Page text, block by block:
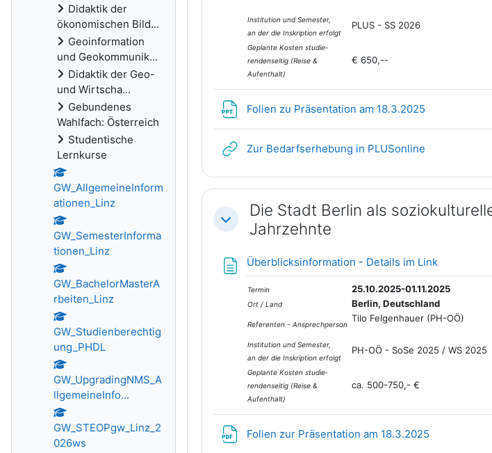
Institution und Semester,
an der die Inskription erfolgt
PLUS - SS 2026
Geplante Kosten studie­
renden­seitig (Reise &
Aufenthalt)
€ 650,--
Folien zu Präsentation am 18.3.2025
Zur Bedarfserhebung in PLUSonlineLink/URL
Einklappen
Die Stadt Berlin als
Jahrzehnte
Überblicksinformation - Details im LinkTextseite
Termin 25.10.2025-01.11.2025
Ort / Land Berlin, Deutschland
Referenten - Ansprechperson
Tilo Felgenhauer
Institution und Semester,
an der die Inskription erfolgt
PH-OÖ - SoSe 2025 / WS 2025
Geplante Kosten studie­
renden­seitig (Reise &
Aufenthalt)
ca. 500-750,- €
Folien zur Präsentation am 18.3.2025
Didaktik der
ökonomischen Bild...
Geoinformation
und Geokommunik...
Didaktik der Geo-
und Wirtscha...
Gebundenes
Wahlfach: Österreich
Studentische
Lernkurse
GW_AllgemeineInform
ationen_Linz
GW_SemesterInforma
tionen_Linz
GW_BachelorMasterA
rbeiten_Linz
GW_Studienberechtig
ung_PHDL
GW_UpgradingNMS_A
llgemeineInfo...
GW_STEOPgw_Linz_2
026ws